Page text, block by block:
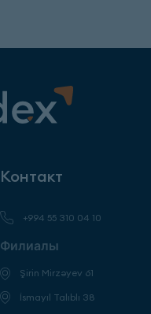
Контакт
+994 55 310 04 10
Филиалы
Şirin Mirzəyev 61
İsmayıl Talıblı 38